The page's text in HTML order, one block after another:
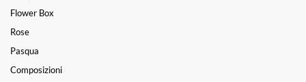
Flower Box
Rose
Pasqua
Composizioni